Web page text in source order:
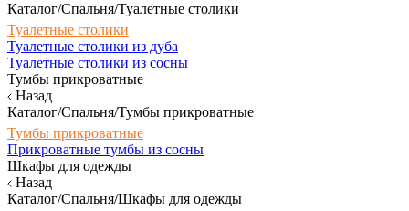
Каталог/Спальня/Туалетные столики
Туалетные столики
Туалетные столики из дуба
Туалетные столики из сосны
Тумбы прикроватные
Назад
Каталог/Спальня/Тумбы прикроватные
Тумбы прикроватные
Прикроватные тумбы из сосны
Шкафы для одежды
Назад
Каталог/Спальня/Шкафы для одежды